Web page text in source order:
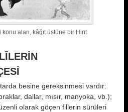
konu alan, kâğıt üstüne bir Hint
besine gereksinmesi vardır:
dallar, mısır, manyoka, vb.);
olarak göçen fillerin sürüleri